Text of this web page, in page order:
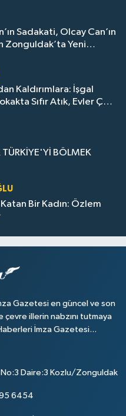
Sadakati, Olcay Can’ın
Zonguldak’ta Yeni
Kaldırımlara: İşgal
Sıfır Atık, Evler Çöp
BÖLMEK
Bir Kadın: Özlem
Gazetesi en güncel ve son
illerin nabzını tutmaya
İmza Gazetesi...
No:3 Daire:3 Kozlu/Zonguldak
6454